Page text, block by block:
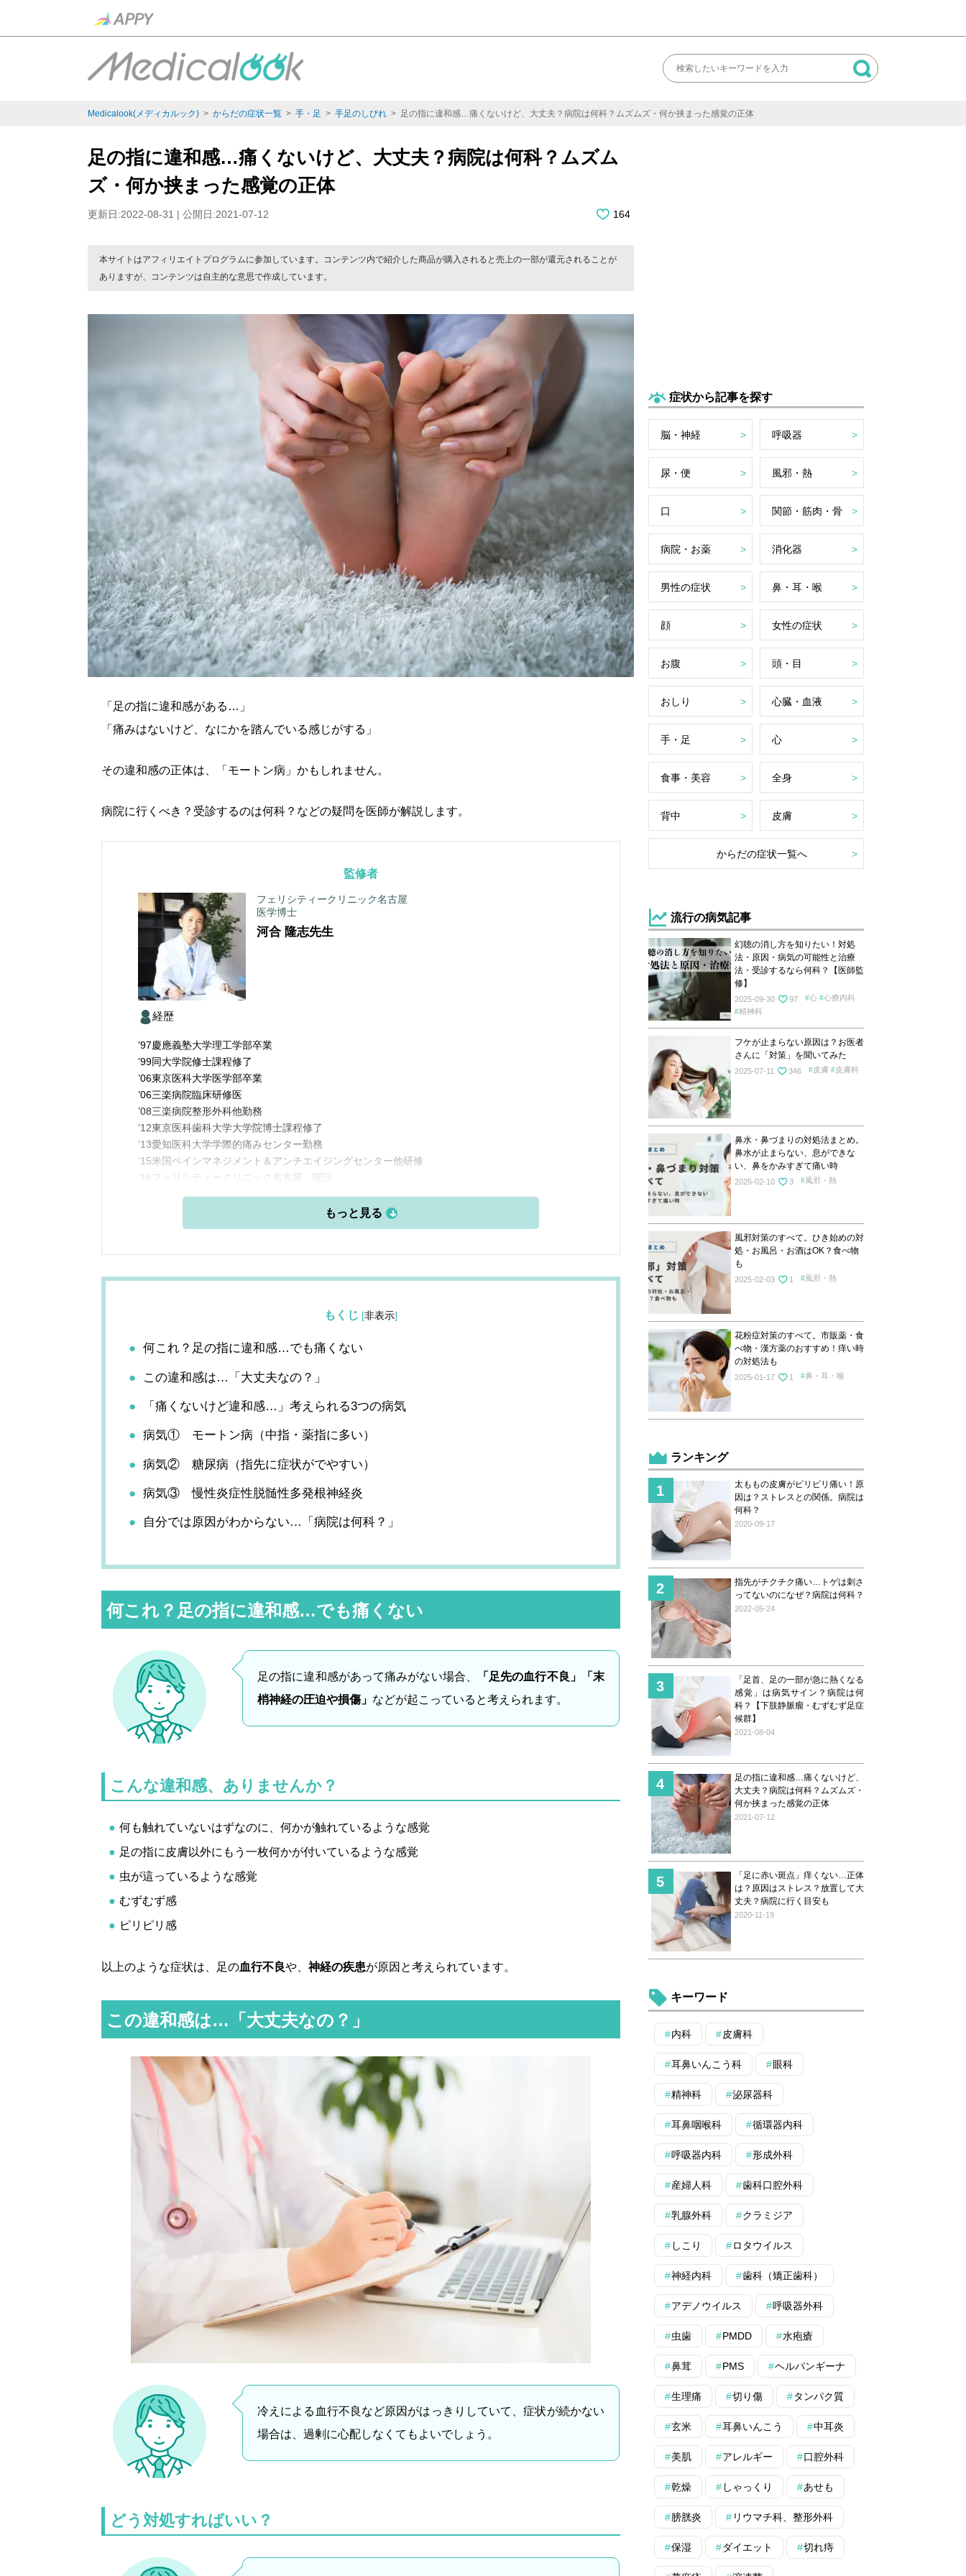
Medicalook(メディカルック) > からだの症状一覧 > 手・足 > 手足のしびれ > 足の指に違和感…痛くないけど、大丈夫？病院は何科？ムズムズ・何か挟まった感覚の正体
足の指に違和感…痛くないけど、大丈夫？病院は何科？ムズム
ズ・何か挟まった感覚の正体
更新日:2022-08-31 | 公開日:2021-07-12 164
本サイトはアフィリエイトプログラムに参加しています。コンテンツ内で紹介した商品が購入されると売上の一部が還元されることが
ありますが、コンテンツは自主的な意思で作成しています。
「足の指に違和感がある…」
「痛みはないけど、なにかを踏んでいる感じがする」
その違和感の正体は、「モートン病」かもしれません。
病院に行くべき？受診するのは何科？などの疑問を医師が解説します。
監修者
フェリシティークリニック名古屋
医学博士
河合 隆志先生
経歴
’97慶應義塾大学理工学部卒業
’99同大学院修士課程修了
’06東京医科大学医学部卒業
’06三楽病院臨床研修医
’08三楽病院整形外科他勤務
’12東京医科歯科大学大学院博士課程修了
’13愛知医科大学学際的痛みセンター勤務
’15米国ペインマネジメント＆アンチエイジングセンター他研修
’16フェリシティークリニック名古屋 開設
もくじ [非表示]
何これ？足の指に違和感…でも痛くない
この違和感は…「大丈夫なの？」
「痛くないけど違和感…」考えられる3つの病気
病気① モートン病（中指・薬指に多い）
病気② 糖尿病（指先に症状がでやすい）
病気③ 慢性炎症性脱髄性多発根神経炎
自分では原因がわからない…「病院は何科？」
何これ？足の指に違和感…でも痛くない
足の指に違和感があって痛みがない場合、
「足先の血行不良」「末
梢神経の圧迫や損傷」 などが起こっていると考えられます。
こんな違和感、ありませんか？
何も触れていないはずなのに、何かが触れているような感覚
足の指に皮膚以外にもう一枚何かが付いているような感覚
虫が這っているような感覚
むずむず感
ピリピリ感
以上のような症状は、足の血行不良や、神経の疾患が原因と考えられています。
この違和感は…「大丈夫なの？」
冷えによる血行不良など原因がはっきりしていて、症状が続かない
場合は、過剰に心配しなくてもよいでしょう。
どう対処すればいい？
症状から記事を探す
脳・神経 呼吸器
尿・便 風邪・熱
口 関節・筋肉・骨
病院・お薬 消化器
男性の症状 鼻・耳・喉
顔 女性の症状
お腹 頭・目
おしり 心臓・血液
手・足 心
食事・美容 全身
背中 皮膚
からだの症状一覧へ
流行の病気記事
幻聴の消し方を知りたい！対処
法・原因・病気の可能性と治療
法・受診するなら何科？【医師監
修】
2025-09-30 97 心
心療内科
精神科
フケが止まらない原因は？お医者
さんに「対策」を聞いてみた
2025-07-11 346 皮膚 皮膚科
鼻水・鼻づまりの対処法まとめ。
鼻水が止まらない、息ができな
い、鼻をかみすぎて痛い時
2025-02-10 3 風邪・熱
風邪対策のすべて。ひき始めの対
処・お風呂・お酒はOK？食べ物
も
2025-02-03 1 風邪・熱
花粉症対策のすべて。市販薬・食
べ物・漢方薬のおすすめ！痒い時
の対処法も
2025-01-17 1 鼻・耳・喉
ランキング
太ももの皮膚がピリピリ痛い！原
因は？ストレスとの関係。病院は
何科？
2020-09-17
指先がチクチク痛い…トゲは刺さ
ってないのになぜ？病院は何科？
2022-05-24
「足首、足の一部が急に熱くなる
感覚」は病気サイン？病院は何
科？【下肢静脈瘤・むずむず足症
候群】
2021-08-04
足の指に違和感…痛くないけど、
大丈夫？病院は何科？ムズムズ・
何か挟まった感覚の正体
2021-07-12
「足に赤い斑点」痒くない…正体
は？原因はストレス？放置して大
丈夫？病院に行く目安も
2020-11-19
キーワード
内科 皮膚科
耳鼻いんこう科 眼科
精神科 泌尿器科
耳鼻咽喉科 循環器内科
呼吸器内科 形成外科
産婦人科 歯科口腔外科
乳腺外科 クラミジア
しこり ロタウイルス
神経内科 歯科（矯正歯科）
アデノウイルス 呼吸器外科
虫歯 PMDD 水疱瘡
鼻茸 PMS ヘルパンギーナ
生理痛 切り傷 タンパク質
玄米 耳鼻いんこう 中耳炎
美肌 アレルギー 口腔外科
乾燥 しゃっくり あせも
膀胱炎 リウマチ科、整形外科
保湿 ダイエット 切れ痔